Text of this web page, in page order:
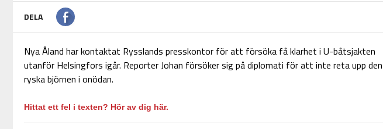
DELA
Nya Åland har kontaktat Rysslands presskontor för att försöka få klarhet i U-båtsjakten
utanför Helsingfors igår. Reporter Johan försöker sig på diplomati för att inte reta upp den
ryska björnen i onödan.
Hittat ett fel i texten? Hör av dig här.